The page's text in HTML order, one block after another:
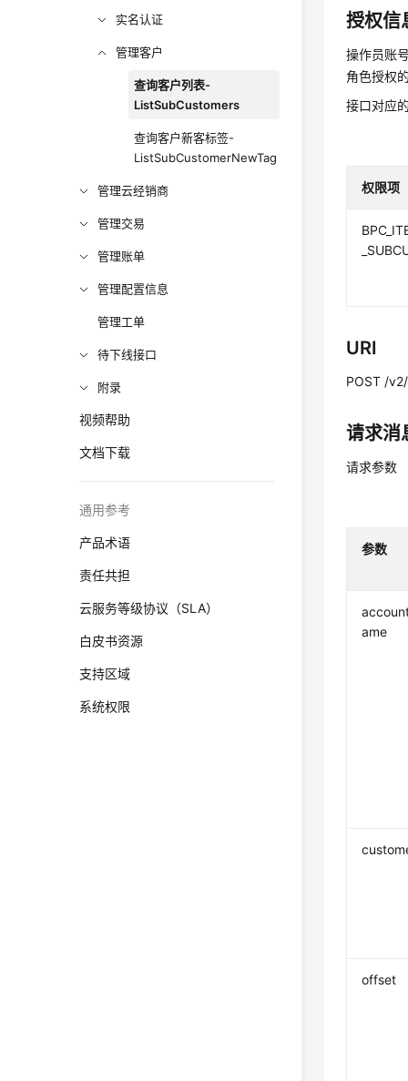
实名认证
管理客户
查询客户列表-
ListSubCustomers
查询客户新客标签-
ListSubCustomerNewTag
管理云经销商
管理交易
管理账单
管理配置信息
管理工单
待下线接口
附录
视频帮助
文档下载
通用参考
产品术语
责任共担
云服务等级协议（SLA）
白皮书资源
支持区域
系统权限
授权信
操作员账
角色授权
接口对应
权限项
URI
POST /
请求消
请求参数
参数
ame
offset